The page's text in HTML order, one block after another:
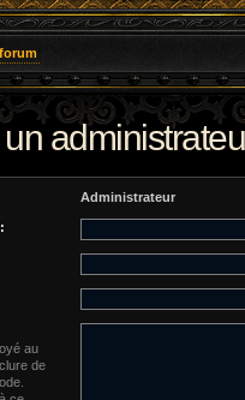
Administrateur
au
de